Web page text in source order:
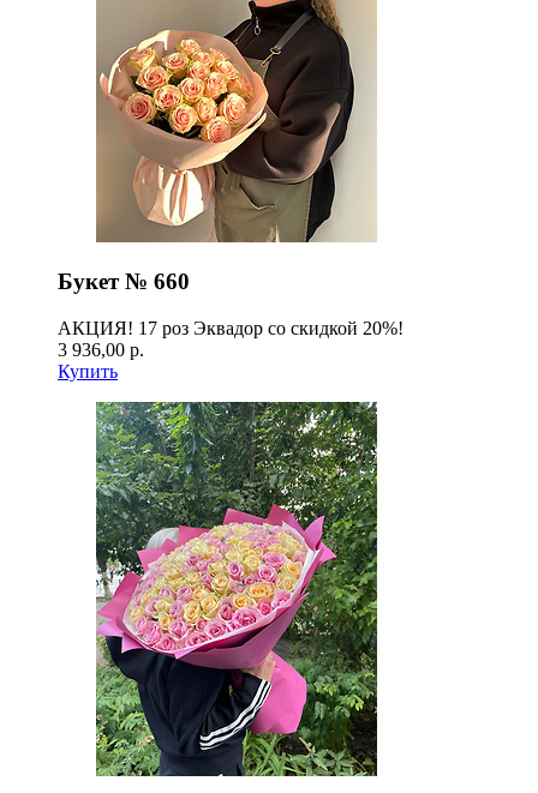
Букет № 660
АКЦИЯ! 17 роз Эквадор со скидкой 20%!
3 936,00 р.
Купить